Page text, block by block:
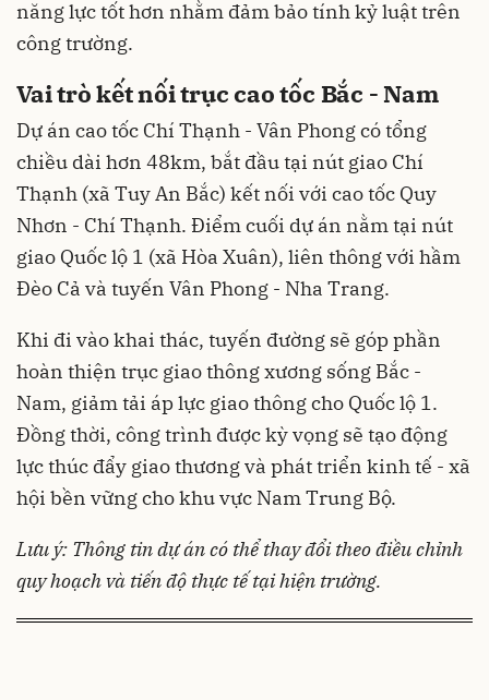
năng lực tốt hơn nhằm đảm bảo tính kỷ luật trên
công trường.
Vai trò kết nối trục cao tốc Bắc - Nam
Dự án cao tốc Chí Thạnh - Vân Phong có tổng
chiều dài hơn 48km, bắt đầu tại nút giao Chí
Thạnh (xã Tuy An Bắc) kết nối với cao tốc Quy
Nhơn - Chí Thạnh. Điểm cuối dự án nằm tại nút
giao Quốc lộ 1 (xã Hòa Xuân), liên thông với hầm
Đèo Cả và tuyến Vân Phong - Nha Trang.
Khi đi vào khai thác, tuyến đường sẽ góp phần
hoàn thiện trục giao thông xương sống Bắc -
Nam, giảm tải áp lực giao thông cho Quốc lộ 1.
Đồng thời, công trình được kỳ vọng sẽ tạo động
lực thúc đẩy giao thương và phát triển kinh tế - xã
hội bền vững cho khu vực Nam Trung Bộ.
Lưu ý: Thông tin dự án có thể thay đổi theo điều chỉnh
quy hoạch và tiến độ thực tế tại hiện trường.